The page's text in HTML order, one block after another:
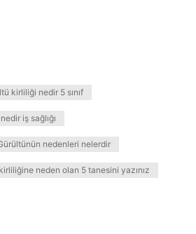
kirliliği nedir 5 sınıf
iş sağlığı
nedenleri nelerdir
neden olan 5 tanesini yazınız